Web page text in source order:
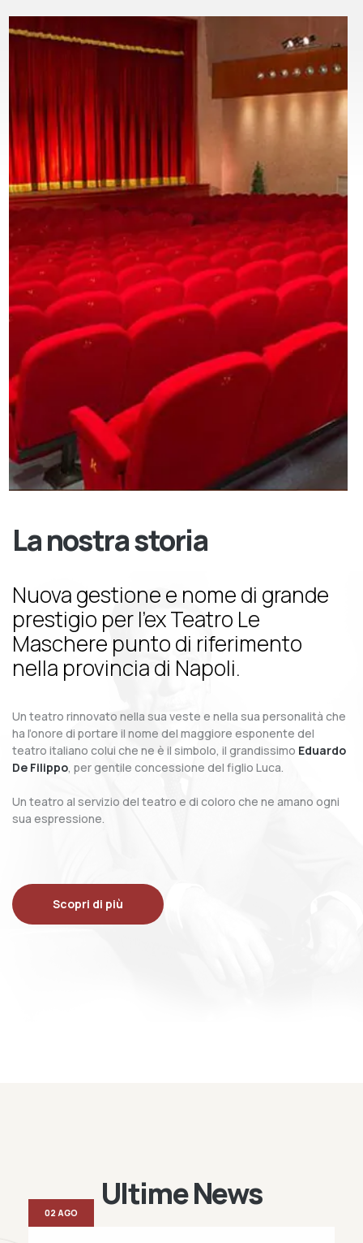
La nostra storia
Nuova gestione e nome di grande
prestigio per l’ex Teatro Le
Maschere punto di riferimento
nella provincia di Napoli.
Un teatro rinnovato nella sua veste e nella sua personalità che
ha l’onore di portare il nome del maggiore esponente del
teatro italiano colui che ne è il simbolo, il grandissimo Eduardo
De Filippo, per gentile concessione del figlio Luca.
Un teatro al servizio del teatro e di coloro che ne amano ogni
sua espressione.
Scopri di più
Ultime News
02 AGO